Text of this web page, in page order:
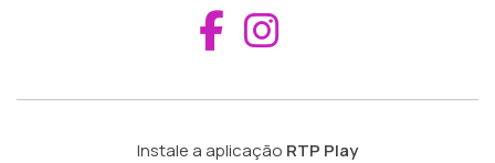
Aceder ao
Instale a aplicação RTP Play